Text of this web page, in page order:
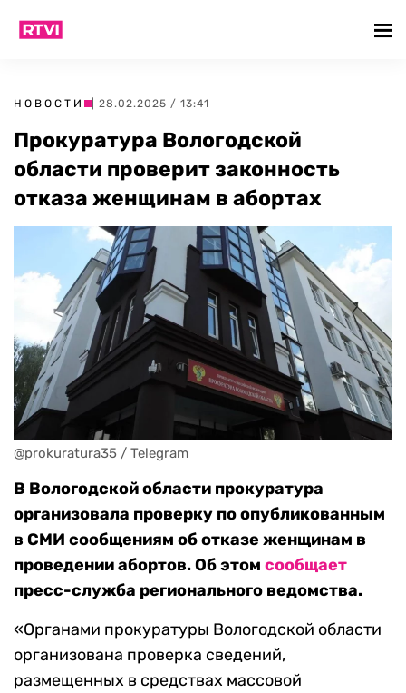
НОВОСТИ | 28.02.2025 / 13:41
Прокуратура Вологодской
области проверит законность
отказа женщинам в абортах
@prokuratura35 / Telegram
В Вологодской области прокуратура
организовала проверку по опубликованным
в СМИ сообщениям об отказе женщинам в
проведении абортов. Об этом сообщает
пресс-служба регионального ведомства.
«Органами прокуратуры Вологодской области
организована проверка сведений,
размещенных в средствах массовой